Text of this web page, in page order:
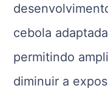
cebola
permitindo
diminuir a